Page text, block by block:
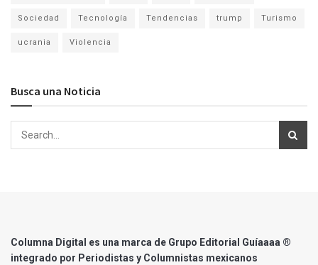
Sociedad Tecnología Tendencias trump Turismo
ucrania Violencia
Busca una Noticia
Columna Digital es una marca de Grupo Editorial Guíaaaa ®
integrado por Periodistas y Columnistas mexicanos